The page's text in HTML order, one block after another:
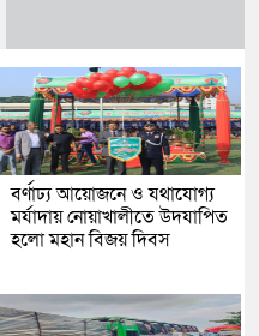
বর্ণাঢ্য আয়োজনে ও যথাযোগ্য
মর্যাদায় নোয়াখালীতে উদযাপিত
হলো মহান বিজয় দিবস